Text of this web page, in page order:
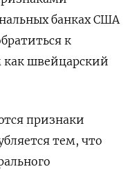
банках США
к
швейцарский
признаки
тем, что